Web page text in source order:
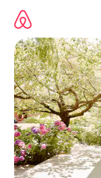
directement
contenu